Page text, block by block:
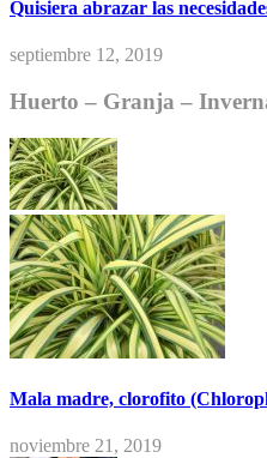
Quisiera abrazar las
septiembre 12, 2019
Huerto – Granja –
Mala madre, clorofito
noviembre 21, 2019